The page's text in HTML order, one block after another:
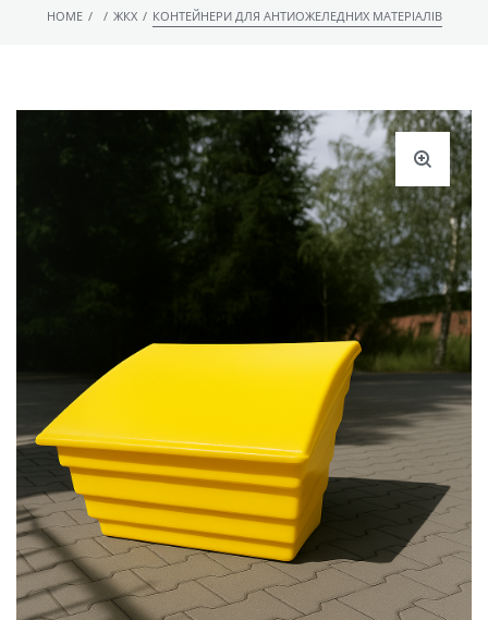
HOME / / ЖКХ / КОНТЕЙНЕРИ ДЛЯ АНТИОЖЕЛЕДНИХ МАТЕРІАЛІВ